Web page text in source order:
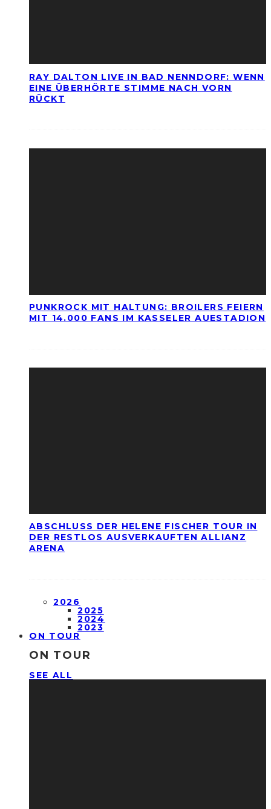
RAY DALTON LIVE IN BAD NENNDORF: WENN
EINE ÜBERHÖRTE STIMME NACH VORN
RÜCKT
PUNKROCK MIT HALTUNG: BROILERS FEIERN
MIT 14.000 FANS IM KASSELER AUESTADION
ABSCHLUSS DER HELENE FISCHER TOUR IN
DER RESTLOS AUSVERKAUFTEN ALLIANZ
ARENA
2026
2025
2024
2023
ON TOUR
ON TOUR
SEE ALL